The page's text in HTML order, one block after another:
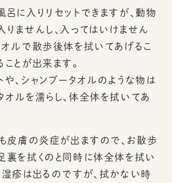
に入りリセットできますが、動物
ませんし、入ってはいけません
オルで散歩後体を拭いてあげるこ
とが出来ます。
、シャンプータオルのような物は
ルを濡らし、体全体を拭いてあ
も皮膚の炎症が出ますので、お散歩
裏を拭くのと同時に体全体を拭い
湿疹は出るのですが、拭かない時